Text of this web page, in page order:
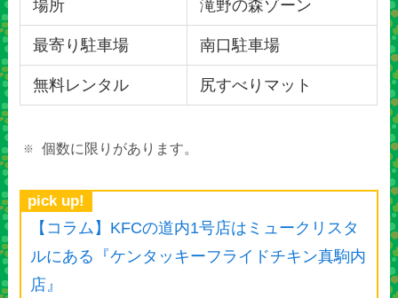
場所 滝野の森ゾーン
最寄り駐車場 南口駐車場
無料レンタル 尻すべりマット
個数に限りがあります。
pick up!
【コラム】KFCの道内1号店はミュークリスタ
ルにある『ケンタッキーフライドチキン真駒内
店』